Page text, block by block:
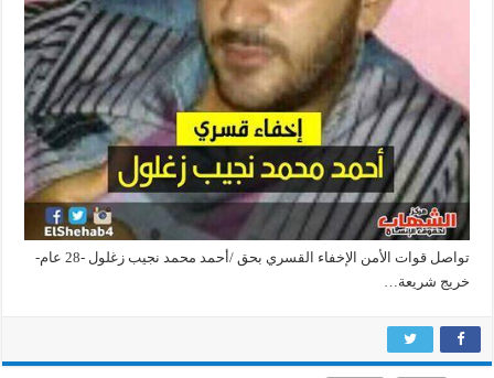
تواصل قوات الأمن الإخفاء القسري بحق /أحمد محمد نجيب زغلول -28 عام-
خريج شريعة…